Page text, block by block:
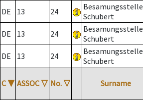
DE 13 24
Besamungsstelle
Schubert
DE 13 24
Besamungsstelle
Schubert
DE 13 24
Besamungsstelle
Schubert
C ▼ ASSOC ▽ No. ▽ Surname